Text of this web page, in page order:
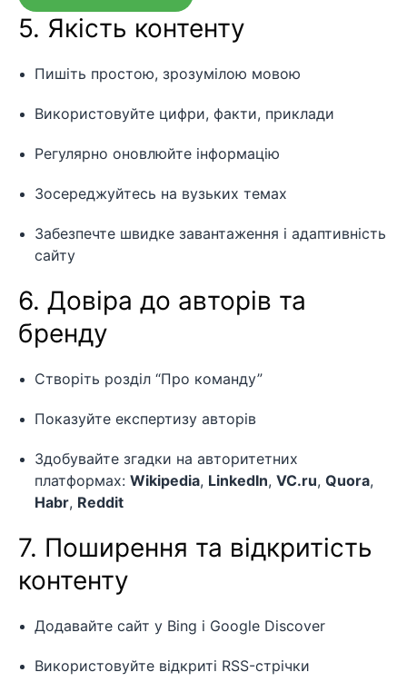
5. Якість контенту
Пишіть простою, зрозумілою мовою
Використовуйте цифри, факти, приклади
Регулярно оновлюйте інформацію
Зосереджуйтесь на вузьких темах
Забезпечте швидке завантаження і адаптивність
сайту
6. Довіра до авторів та
бренду
Створіть розділ “Про команду”
Показуйте експертизу авторів
Здобувайте згадки на авторитетних
платформах: Wikipedia, LinkedIn, VC.ru, Quora,
Habr, Reddit
7. Поширення та відкритість
контенту
Додавайте сайт у Bing і Google Discover
Використовуйте відкриті RSS-стрічки